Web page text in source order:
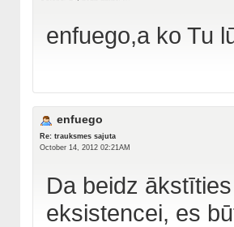
enfuego,a ko Tu
enfuego
Re: trauksmes sajuta
October 14, 2012 02:21AM
Da beidz
eksistencei, es